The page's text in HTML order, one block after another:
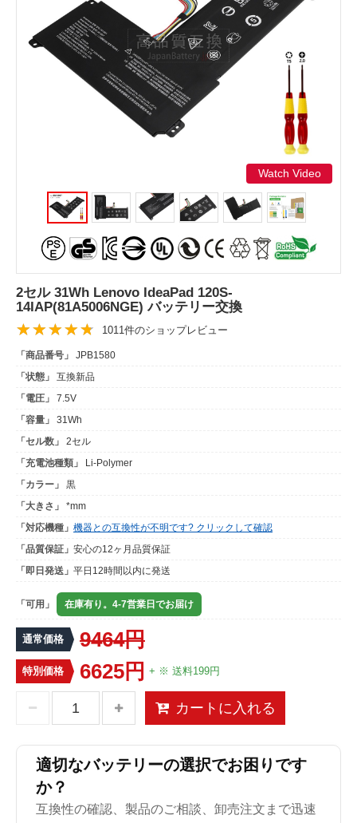
Watch Video
2セル 31Wh Lenovo IdeaPad 120S-
14IAP(81A5006NGE) バッテリー交換
1011件のショップレビュー
「商品番号」
JPB1580
「状態」
互換新品
「電圧」
7.5V
「容量」
31Wh
「セル数」
2セル
「充電池種類」
Li-Polymer
「カラー」
黒
「大きさ」
*mm
「対応機種」 機器との互換性が不明です? クリックして確認
「品質保証」 安心の12ヶ月品質保証
「即日発送」 平日12時間以内に発送
「可用」 在庫有り。4-7営業日でお届け
通常価格 9464円
特別価格 6625円 + ※ 送料199円
カートに入れる
適切なバッテリーの選択でお困りです
か？
互換性の確認、製品のご相談、卸売注文まで迅速